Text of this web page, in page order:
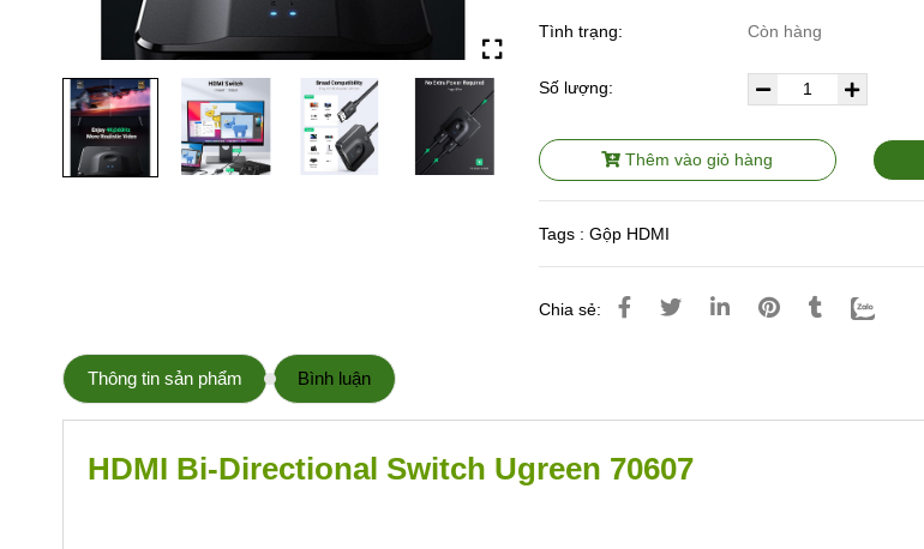
Tình trạng: Còn hàng
Số lượng:
Thêm vào giỏ hàng
Tags : Gộp HDMI
Chia sẻ:
Thông tin sản phẩm Bình luận
HDMI Bi-Directional Switch Ugreen 70607